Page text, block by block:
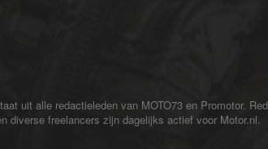
uit alle redactieleden van MOTO73 en Promotor.
diverse freelancers zijn dagelijks actief voor Motor.nl.